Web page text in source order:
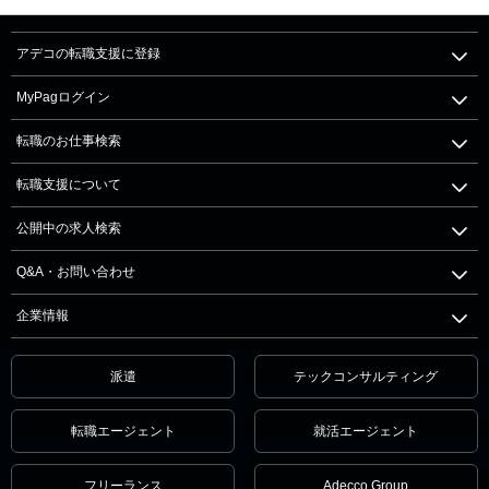
アデコの転職支援に登録
MyPagログイン
転職のお仕事検索
転職支援について
公開中の求人検索
Q&A・お問い合わせ
企業情報
派遣 テックコンサルティング
転職エージェント 就活エージェント
フリーランス Adecco Group